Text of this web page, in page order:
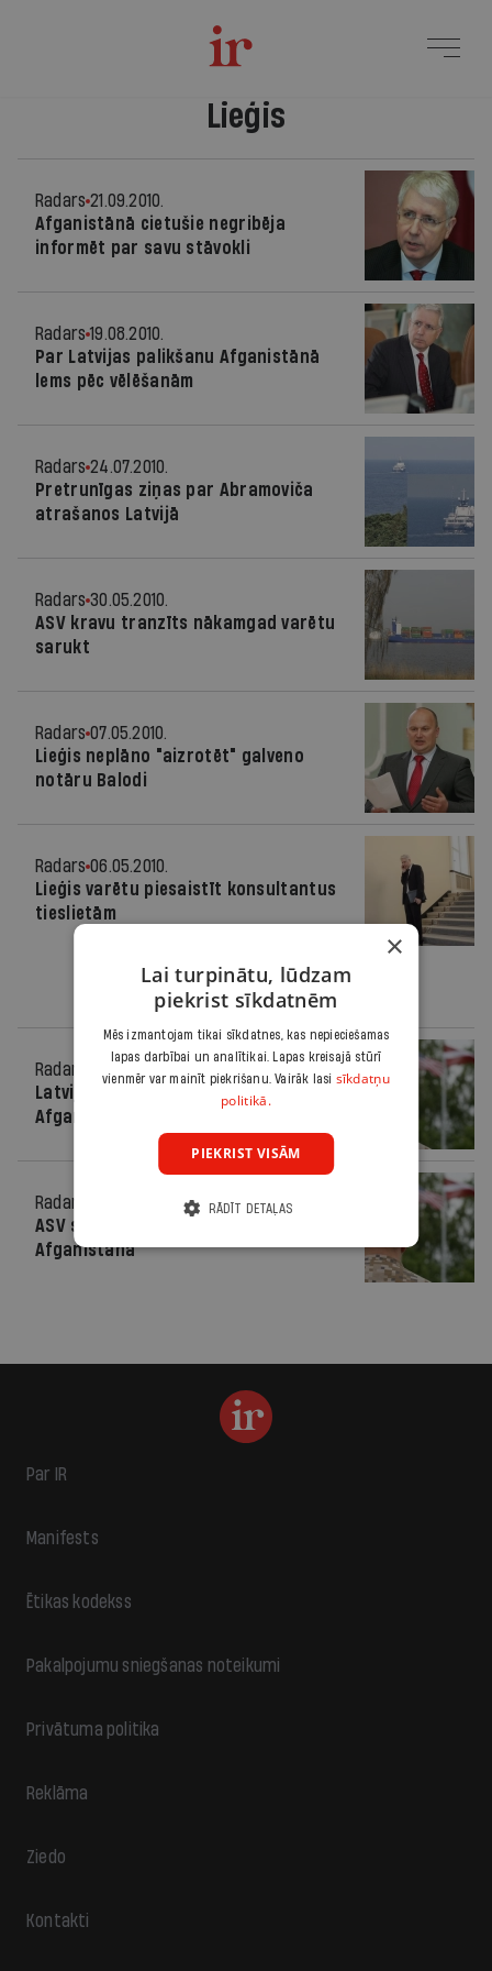
Lieģis
Radars 21.09.2010.
Afganistānā cietušie negribēja
informēt par savu stāvokli
Radars 19.08.2010.
Par Latvijas palikšanu Afganistānā
lems pēc vēlēšanām
Radars 24.07.2010.
Pretrunīgas ziņas par Abramoviča
atrašanos Latvijā
Radars 30.05.2010.
ASV kravu tranzīts nākamgad varētu
sarukt
Radars 07.05.2010.
Lieģis neplāno "aizrotēt" galveno
notāru Balodi
Radars 06.05.2010.
Lieģis varētu piesaistīt konsultantus
tieslietām
Radars
05.05.2010.
Latvija nepalielinās karavīru skaitu
Afganistānā
Radars
ASV sagaida vairāk Latvijas karavīru
Afganistānā
Par IR
Manifests
Ētikas kodekss
Pakalpojumu sniegšanas noteikumi
Privātuma politika
Reklāma
Ziedo
Kontakti
×
Lai turpinātu, lūdzam
piekrist sīkdatnēm
Mēs izmantojam tikai sīkdatnes, kas nepieciešamas
lapas darbībai un analītikai. Lapas kreisajā stūrī
vienmēr var mainīt piekrišanu. Vairāk lasi sīkdatņu
politikā.
PIEKRIST VISĀM
RĀDĪT DETAĻAS